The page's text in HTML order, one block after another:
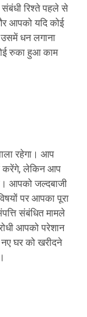
रिश्ते पहले से
आपको यदि कोई
धन लगाना
रुका हुआ काम
रहेगा। आप
करेंगे, लेकिन आप
आपको जल्दबाजी
पर आपका पूरा
संबंधित मामले
आपको परेशान
घर को खरीदने